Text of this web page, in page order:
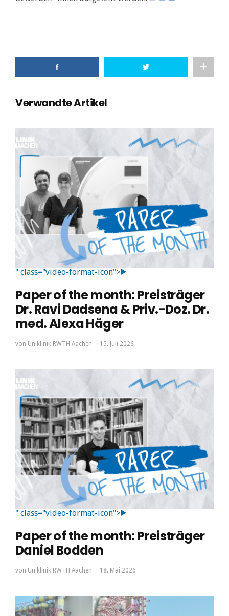
Verwandte Artikel
" class="video-format-icon">
Paper of the month: Preisträger
Dr. Ravi Dadsena & Priv.-Doz. Dr.
med. Alexa Häger
von Uniklinik RWTH Aachen 15. Juli 2026
" class="video-format-icon">
Paper of the month: Preisträger
Daniel Bodden
von Uniklinik RWTH Aachen 18. Mai 2026